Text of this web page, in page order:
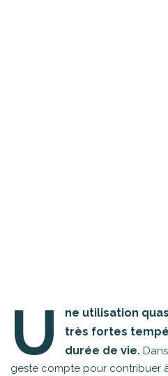
U
ne utilisation
très fortes
durée de vie.
geste compte pour contribuer